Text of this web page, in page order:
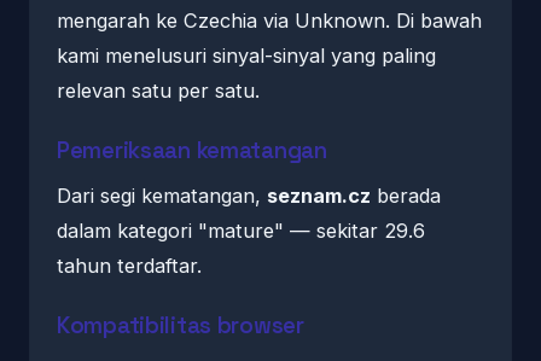
mengarah ke Czechia via Unknown. Di bawah
kami menelusuri sinyal-sinyal yang paling
relevan satu per satu.
Pemeriksaan kematangan
Dari segi kematangan, seznam.cz berada
dalam kategori "mature" — sekitar 29.6
tahun terdaftar.
Kompatibilitas browser